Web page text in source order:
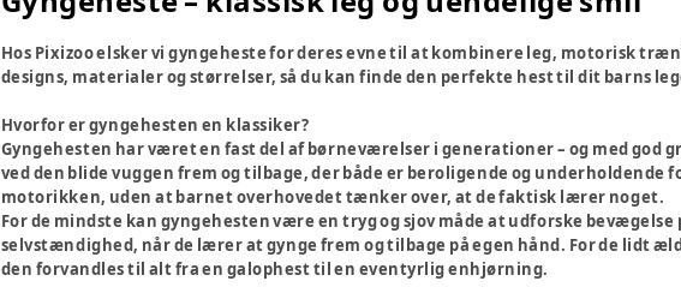
Hos Pixizoo elsker vi gyngeheste for deres evne til at kombinere leg, motorisk
designs, materialer og størrelser, så du kan finde den perfekte hest til dit barns
Hvorfor er gyngehesten en klassiker?
Gyngehesten har været en fast del af børneværelser i generationer – og med god
ved den blide vuggen frem og tilbage, der både er beroligende og
motorikken, uden at barnet overhovedet tænker over, at de faktisk lærer noget.
For de mindste kan gyngehesten være en tryg og sjov måde at udforske
selvstændighed, når de lærer at gynge frem og tilbage på egen hånd. For de lidt
den forvandles til alt fra en galophest til en eventyrlig enhjørning.